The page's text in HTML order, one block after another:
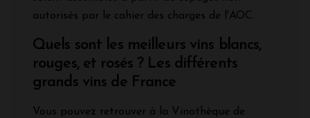
autorisés par le cahier des charges de l'AOC.
Quels sont les meilleurs vins blancs,
rouges, et rosés ? Les différents
grands vins de France
Vous pouvez retrouver à la Vinothèque de